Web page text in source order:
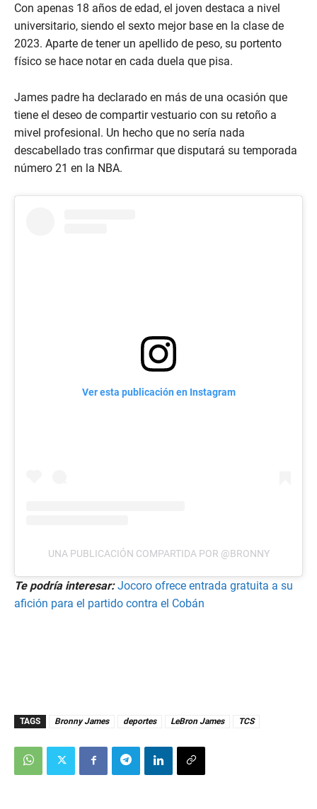
Con apenas 18 años de edad, el joven destaca a nivel
universitario, siendo el sexto mejor base en la clase de
2023. Aparte de tener un apellido de peso, su portento
físico se hace notar en cada duela que pisa.
James padre ha declarado en más de una ocasión que
tiene el deseo de compartir vestuario con su retoño a
mivel profesional. Un hecho que no sería nada
descabellado tras confirmar que disputará su temporada
número 21 en la NBA.
Ver esta publicación en Instagram
UNA PUBLICACIÓN COMPARTIDA POR @BRONNY
Te podría interesar: Jocoro ofrece entrada gratuita a su
afición para el partido contra el Cobán
TAGS Bronny James deportes LeBron James TCS